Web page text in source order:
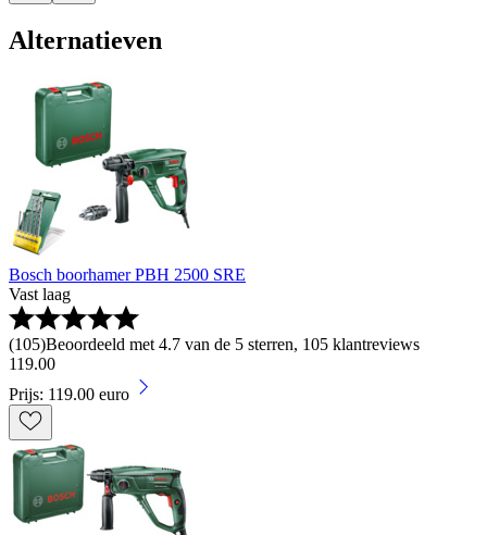
Alternatieven
Bosch boorhamer PBH 2500 SRE
Vast laag
(105)Beoordeeld met 4.7 van de 5 sterren, 105 klantreviews
119.00
Prijs: 119.00 euro